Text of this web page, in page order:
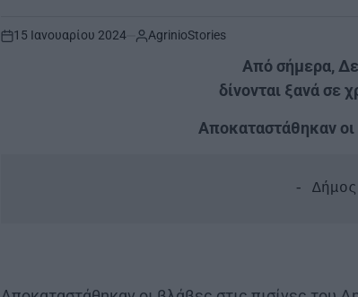
on
15 Ιανουαρίου 2024 AgrinioStories
Από σήμερα,
δίνονται ξανά σε
Αποκαταστάθηκαν
-